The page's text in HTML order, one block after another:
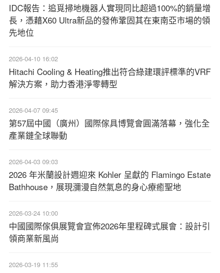
IDC報告：追覓掃地機器人實現同比超過100%的銷量增
長，憑藉X60 Ultra新品的發佈鞏固其在東南亞市場的領
先地位
2026-04-10 16:02
Hitachi Cooling & Heating推出符合綠建環評標準的VRF
解決方案，助力香港淨零轉型
2026-04-07 09:45
第57屆中國（廣州）國際傢具博覽會圓滿落幕，強化全
產業鏈全球聯動
2026-04-03 09:03
2026 年米蘭設計週迎來 Kohler 呈獻的 Flamingo Estate
Bathhouse，展現瀰漫自然氣息的身心療癒聖地
2026-03-24 10:00
中國國際傢俱展覽會宣佈2026年里程碑式展會：設計引
領商業新風尚
2026-03-19 11:55